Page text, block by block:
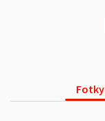
Fotky